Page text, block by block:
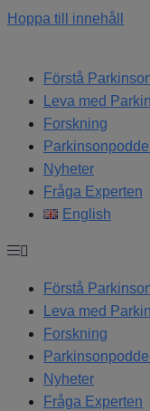
Hoppa till innehåll
Förstå
Leva med
Forskning
Nyheter
Fråga Experten
English
Förstå
Leva med
Forskning
Nyheter
Fråga Experten